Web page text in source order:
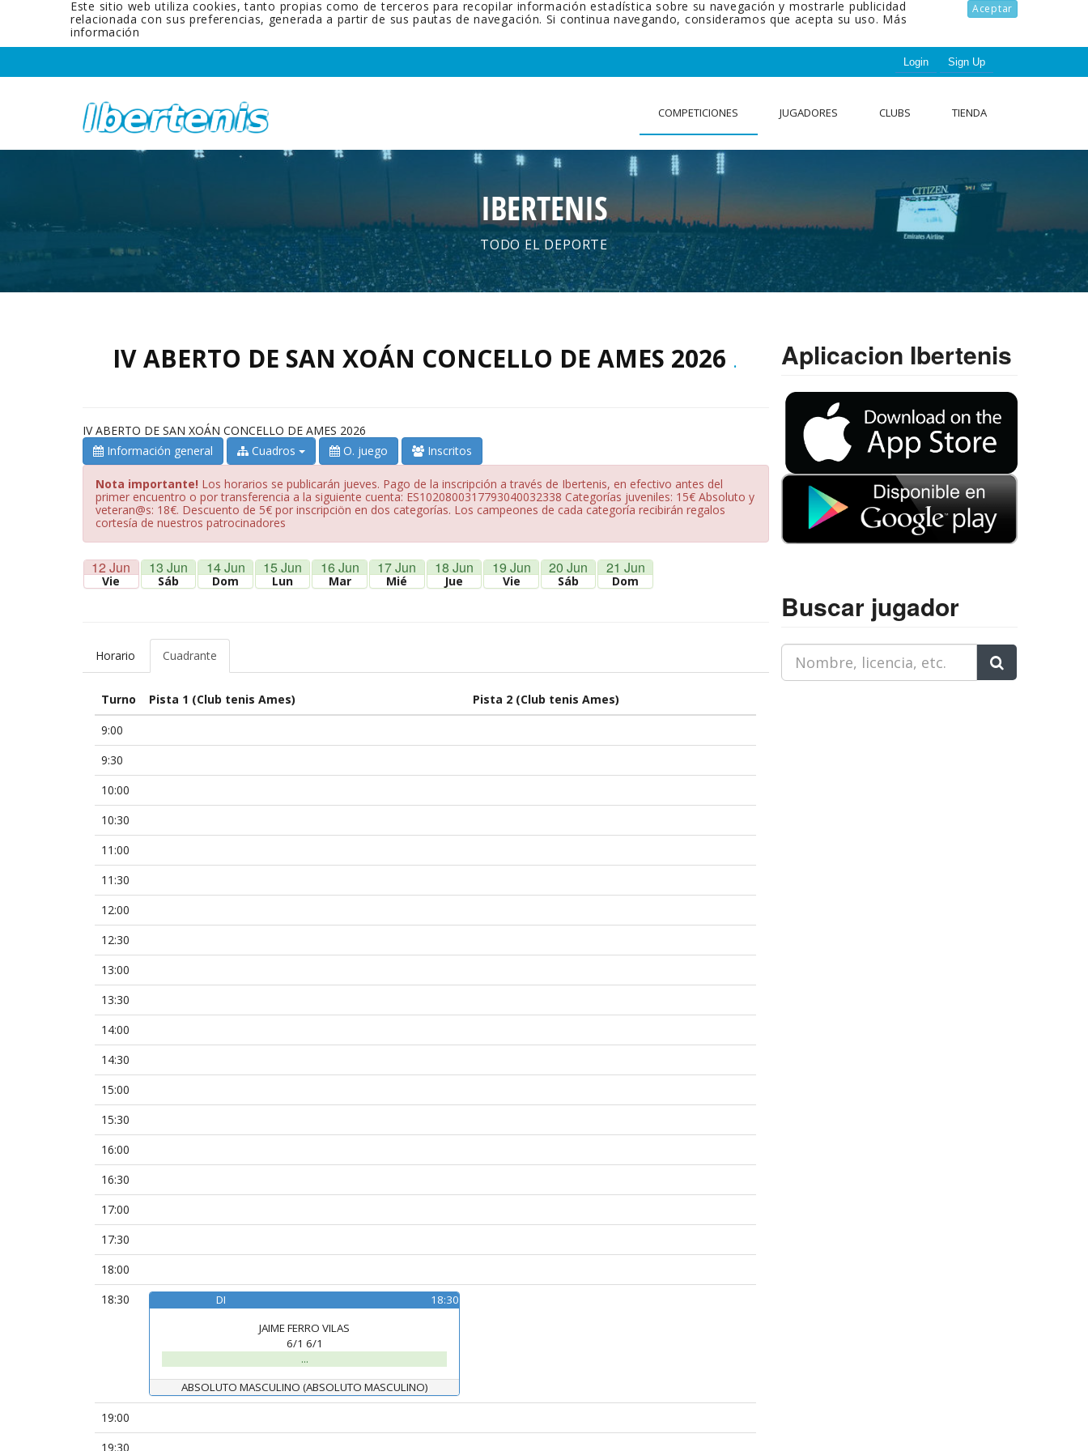
Aceptar
Este sitio web utiliza cookies, tanto propias como de terceros para recopilar información estadística sobre su navegación y mostrarle publicidad
relacionada con sus preferencias, generada a partir de sus pautas de navegación. Si continua navegando, consideramos que acepta su uso. Más
información
Login Sign Up
COMPETICIONES JUGADORES CLUBS TIENDA
IBERTENIS
TODO EL DEPORTE
IV ABERTO DE SAN XOÁN CONCELLO DE AMES 2026 .
IV ABERTO DE SAN XOÁN CONCELLO DE AMES 2026
Información general
Cuadros O. juego Inscritos
Nota importante! Los horarios se publicarán jueves. Pago de la inscripción a través de Ibertenis, en efectivo antes del
primer encuentro o por transferencia a la siguiente cuenta: ES1020800317793040032338 Categorías juveniles: 15€ Absoluto y
veteran@s: 18€. Descuento de 5€ por inscripciön en dos categorías. Los campeones de cada categoría recibirán regalos
cortesía de nuestros patrocinadores
12 Jun
Vie
13 Jun
Sáb
14 Jun
Dom
15 Jun
Lun
16 Jun
Mar
17 Jun
Mié
18 Jun
Jue
19 Jun
Vie
20 Jun
Sáb
21 Jun
Dom
Horario Cuadrante
Turno Pista 1 (Club tenis Ames)
Pista 2 (Club tenis Ames)
9:00
9:30
10:00
10:30
11:00
11:30
12:00
12:30
13:00
13:30
14:00
14:30
15:00
15:30
16:00
16:30
17:00
17:30
18:00
18:30
DI
18:30
JAIME FERRO VILAS
6/1 6/1
...
ABSOLUTO MASCULINO (ABSOLUTO MASCULINO)
19:00
19:30
Aplicacion Ibertenis
Buscar jugador